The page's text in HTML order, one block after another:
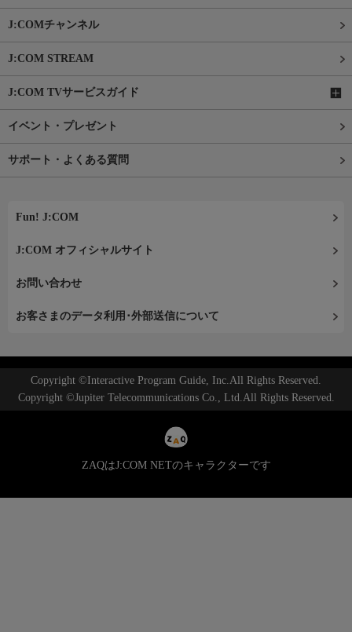
J:COMチャンネル
J:COM STREAM
J:COM TVサービスガイド
イベント・プレゼント
サポート・よくある質問
Fun! J:COM
J:COM オフィシャルサイト
お問い合わせ
お客さまのデータ利用･外部送信について
Copyright ©Interactive Program Guide, Inc.All Rights Reserved.
Copyright ©Jupiter Telecommunications Co., Ltd.All Rights Reserved.
ZAQはJ:COM NETのキャラクターです